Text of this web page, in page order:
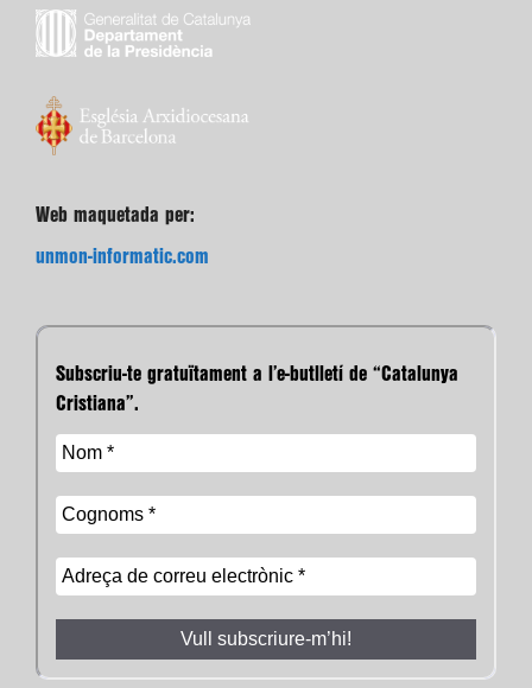
Web maquetada per:
unmon-informatic.com
Subscriu-te gratuïtament a l’e-butlletí de “Catalunya
Cristiana”.